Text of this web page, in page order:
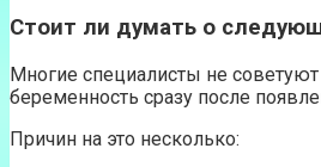
Стоит ли думать о
Многие специалисты не
беременность сразу после
Причин на это несколько: